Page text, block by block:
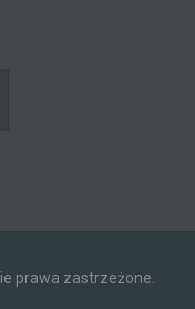
prawa zastrzeżone.